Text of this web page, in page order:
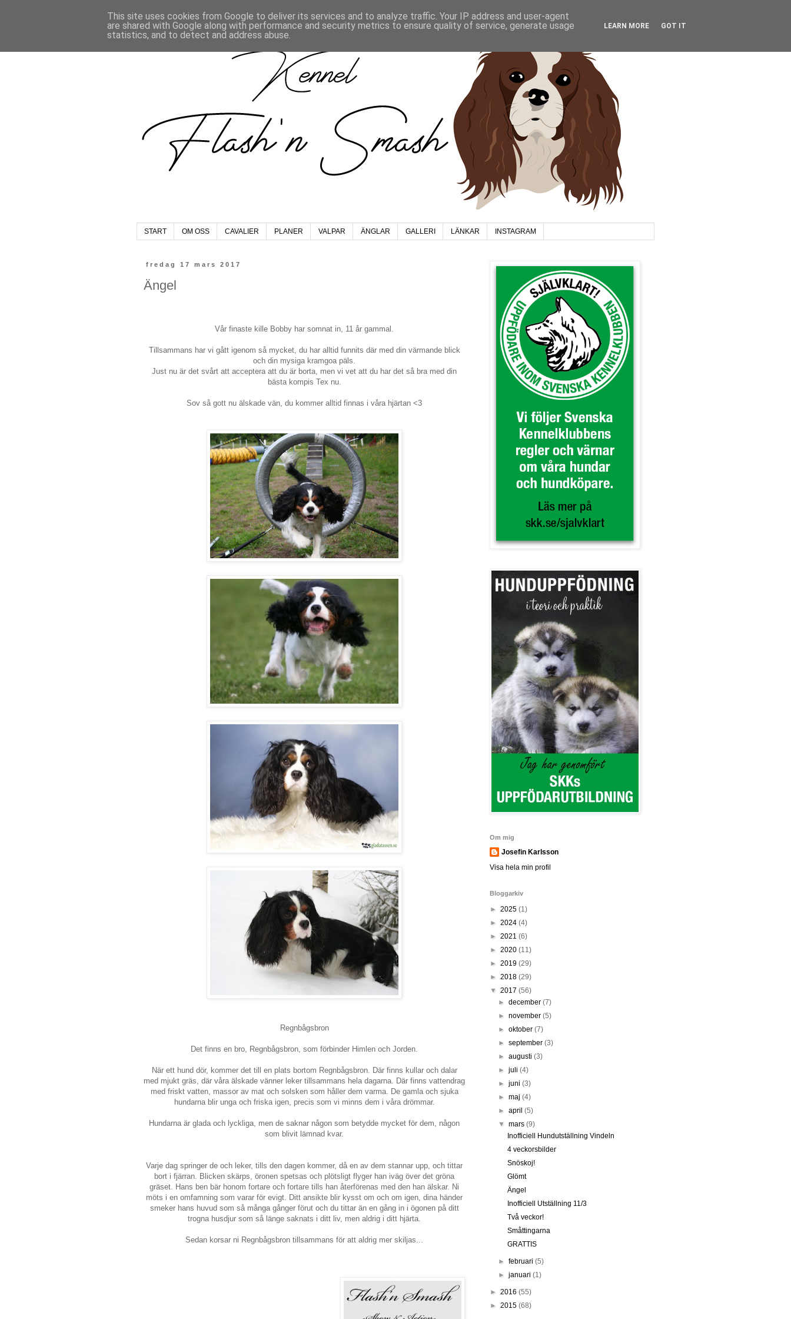
START OM OSS CAVALIER PLANER VALPAR ÄNGLAR GALLERI LÄNKAR INSTAGRAM
fredag 17 mars 2017
Ängel
Vår finaste kille Bobby har somnat in, 11 år gammal.
Tillsammans har vi gått igenom så mycket, du har alltid funnits där med din värmande blick
och din mysiga kramgoa päls.
Just nu är det svårt att acceptera att du är borta, men vi vet att du har det så bra med din
bästa kompis Tex nu.
Sov så gott nu älskade vän, du kommer alltid finnas i våra hjärtan <3
Regnbågsbron
Det finns en bro, Regnbågsbron, som förbinder Himlen och Jorden.
När ett hund dör, kommer det till en plats bortom Regnbågsbron. Där finns kullar och dalar
med mjukt gräs, där våra älskade vänner leker tillsammans hela dagarna. Där finns vattendrag
med friskt vatten, massor av mat och solsken som håller dem varma. De gamla och sjuka
hundarna blir unga och friska igen, precis som vi minns dem i våra drömmar.
Hundarna är glada och lyckliga, men de saknar någon som betydde mycket för dem, någon
som blivit lämnad kvar.
Varje dag springer de och leker, tills den dagen kommer, då en av dem stannar upp, och tittar
bort i fjärran. Blicken skärps, öronen spetsas och plötsligt flyger han iväg över det gröna
gräset. Hans ben bär honom fortare och fortare tills han återförenas med den han älskar. Ni
möts i en omfamning som varar för evigt. Ditt ansikte blir kysst om och om igen, dina händer
smeker hans huvud som så många gånger förut och du tittar än en gång in i ögonen på ditt
trogna husdjur som så länge saknats i ditt liv, men aldrig i ditt hjärta.
Sedan korsar ni Regnbågsbron tillsammans för att aldrig mer skiljas...
Om mig
Josefin Karlsson
Visa hela min profil
Bloggarkiv
► 2025 (1)
► 2024 (4)
► 2021 (6)
► 2020 (11)
► 2019 (29)
► 2018 (29)
▼ 2017 (56)
►december(7)
►november(5)
►oktober(7)
►september(3)
►augusti(3)
►juli(4)
►juni(3)
►maj(4)
►april(5)
▼mars(9)
Inofficiell Hundutställning Vindeln
4 veckorsbilder
Snöskoj!
Glömt
Ängel
Inofficiell Utställning 11/3
Två veckor!
Småttingarna
GRATTIS
►februari(5)
►januari(1)
► 2016 (55)
► 2015 (68)
This site uses cookies from Google to deliver its services and to analyze traffic. Your IP address and user-agent
are shared with Google along with performance and security metrics to ensure quality of service, generate usage
statistics, and to detect and address abuse.
LEARN MORE GOT IT